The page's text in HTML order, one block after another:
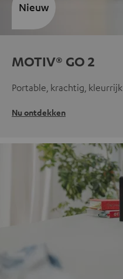
MOTIV® GO 2
Portable, krachtig, kleurrijk
Nu ontdekken
Nieuw